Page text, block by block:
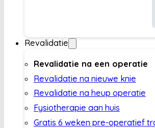
Revalidatie
Revalidatie na een operatie
Revalidatie na nieuwe knie
Revalidatie na heup operatie
Fysiotherapie aan huis
Gratis 6 weken pre-operatief